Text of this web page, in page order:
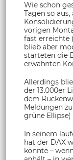
Wie schon
Tagen so
vorigen
fast erreichte
blieb aber
starteten die
erwähnten
Allerdings
der 13.000er
dem
Meldungen
grüne Ellipse)
In seinem
hat der DAX
könnte –